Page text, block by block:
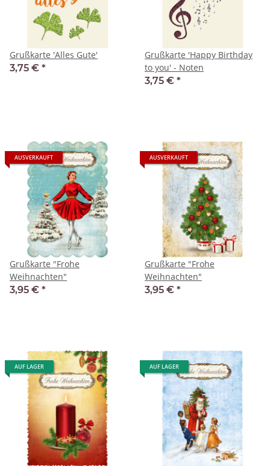
Grußkarte 'Alles Gute'
3,75 € *
Grußkarte 'Happy Birthday
to you' - Noten
3,75 € *
AUSVERKAUFT
Grußkarte "Frohe
Weihnachten"
3,95 € *
AUSVERKAUFT
Grußkarte "Frohe
Weihnachten"
3,95 € *
AUF LAGER AUF LAGER